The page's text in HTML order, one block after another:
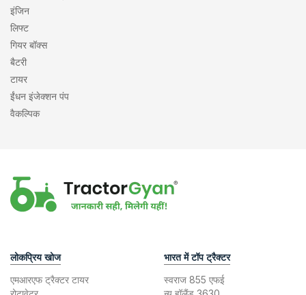
इंजिन
लिफ्ट
गियर बॉक्स
बैटरी
टायर
ईंधन इंजेक्शन पंप
वैकल्पिक
लोकप्रिय खोज
एमआरएफ ट्रैक्टर टायर
भारत में टॉप ट्रैक्टर
स्वराज 855 एफई